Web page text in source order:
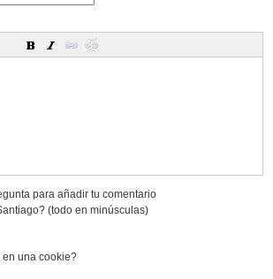
para añadir tu comentario
(todo en minúsculas)
en una cookie?